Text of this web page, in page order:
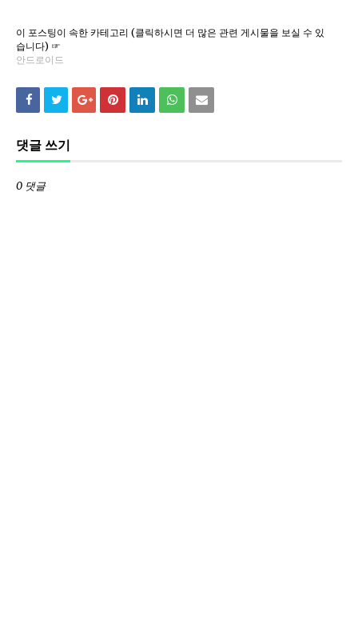
이 포스팅이 속한 카테고리 (클릭하시면 더 많은 관련 게시물을 보실 수 있
습니다) ☞
안드로이드
댓글 쓰기
0 댓글